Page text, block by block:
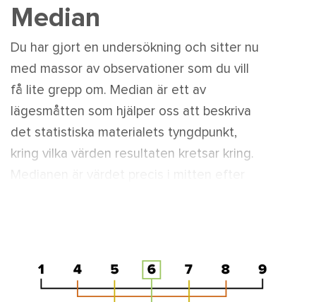
Median
Du har gjort en undersökning och sitter nu
med massor av observationer som du vill
få lite grepp om. Median är ett av
lägesmåtten som hjälper oss att beskriva
det statistiska materialets tyngdpunkt,
kring vilka värden resultaten kretsar kring.